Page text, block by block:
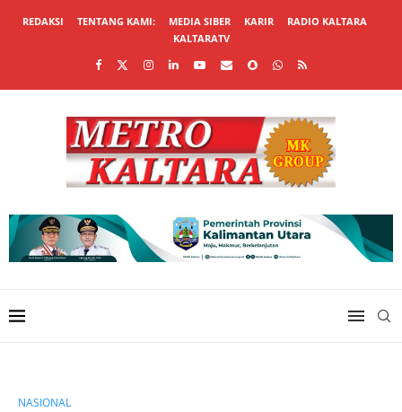
REDAKSI TENTANG KAMI: MEDIA SIBER KARIR
RADIO KALTARA
KALTARATV
NASIONAL